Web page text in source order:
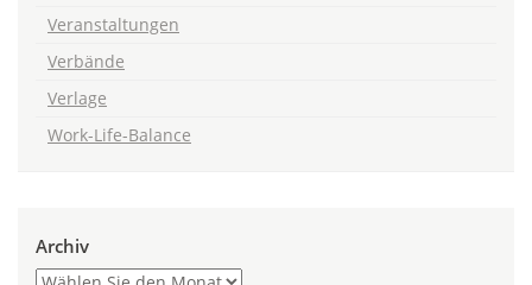
Veranstaltungen
Verbände
Verlage
Work-Life-Balance
Archiv